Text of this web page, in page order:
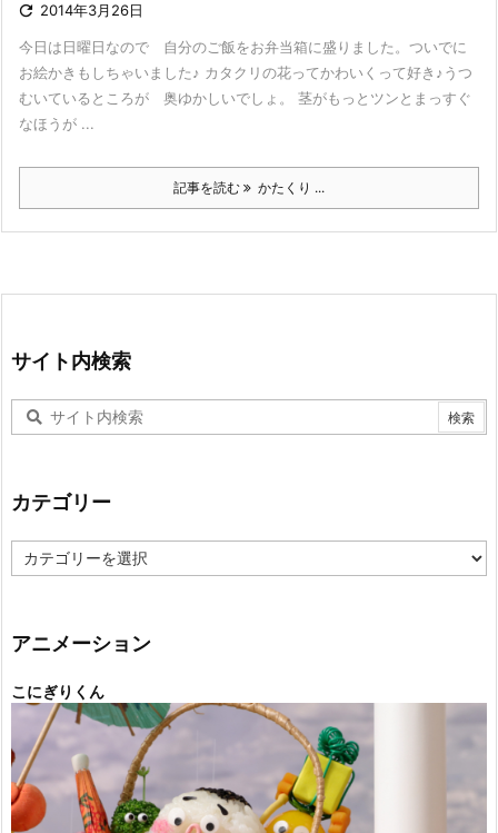
 2014年3月26日
今日は日曜日なので 自分のご飯をお弁当箱に盛りました。ついでに
お絵かきもしちゃいました♪ カタクリの花ってかわいくって好き♪うつ
むいているところが 奥ゆかしいでしょ。 茎がもっとツンとまっすぐ
なほうが ...
記事を読む かたくり ...
サイト内検索
カテゴリー
テ
ー
アニメーション
こにぎりくん